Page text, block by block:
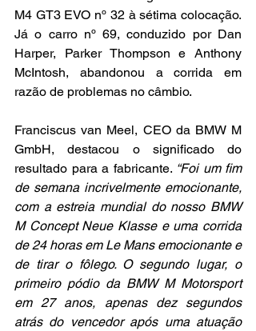
M4 GT3 EVO nº 32 à sétima colocação.
Já o carro nº 69, conduzido por Dan
Harper, Parker Thompson e Anthony
McIntosh, abandonou a corrida em
razão de problemas no câmbio.
Franciscus van Meel, CEO da BMW M
GmbH, destacou o significado do
resultado para a fabricante. “Foi um fim
de semana incrivelmente emocionante,
com a estreia mundial do nosso BMW
M Concept Neue Klasse e uma corrida
de 24 horas em Le Mans emocionante e
de tirar o fôlego. O segundo lugar, o
primeiro pódio da BMW M Motorsport
em 27 anos, apenas dez segundos
atrás do vencedor após uma atuação